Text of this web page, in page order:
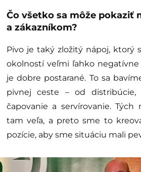
Čo všetko sa môže pokaziť
a zákazníkom?
Pivo je taký zložitý nápoj, ktorý
okolností veľmi ľahko
je dobre postarané. To sa
pivnej ceste – od distribúcie,
čapovanie a servírovanie. Tých
tam veľa, a preto sme to
pozície, aby sme situáciu mali